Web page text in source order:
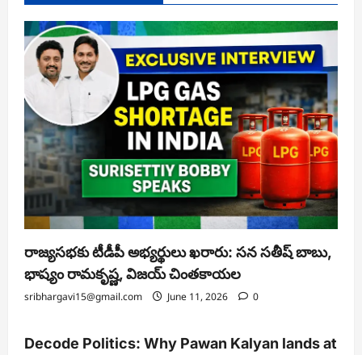
రాజ్యసభకు టీడీపీ అభ్యర్థులు ఖరారు: సన సతీష్ బాబు,
భాష్యం రామకృష్ణ, విజయ్ చింతకాయల
sribhargavi15@gmail.com June 11, 2026 0
Decode Politics: Why Pawan Kalyan lands at